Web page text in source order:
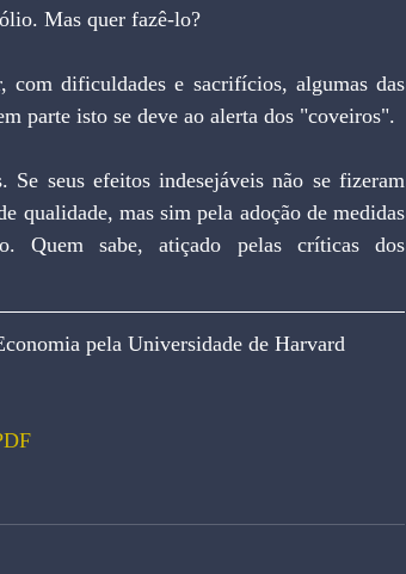
Mas quer fazê-lo?
parte isto se deve ao alerta dos "coveiros".
qualidade, mas sim pela adoção de medidas
Quem sabe, atiçado pelas críticas dos
pela Universidade de Harvard